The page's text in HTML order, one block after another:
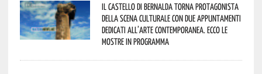
Il Castello di Bernalda torna protagonista
della scena culturale con due appuntamenti
dedicati all’arte contemporanea. Ecco le
mostre in programma